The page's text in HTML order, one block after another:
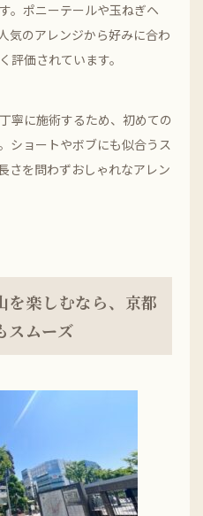
。ポニーテールや玉ねぎヘ
気のアレンジから好みに合わ
評価されています。
寧に施術するため、初めての
ショートやボブにも似合うス
さを問わずおしゃれなアレン
を楽しむなら、京都
スムーズ